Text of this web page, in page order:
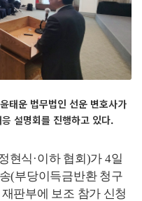
태운 법무법인 선운 변호사가
설명회를 진행하고 있다.
현식 ·이하 협회)가 4일
(부당이득금반환 청구
판부에 보조 참가 신청